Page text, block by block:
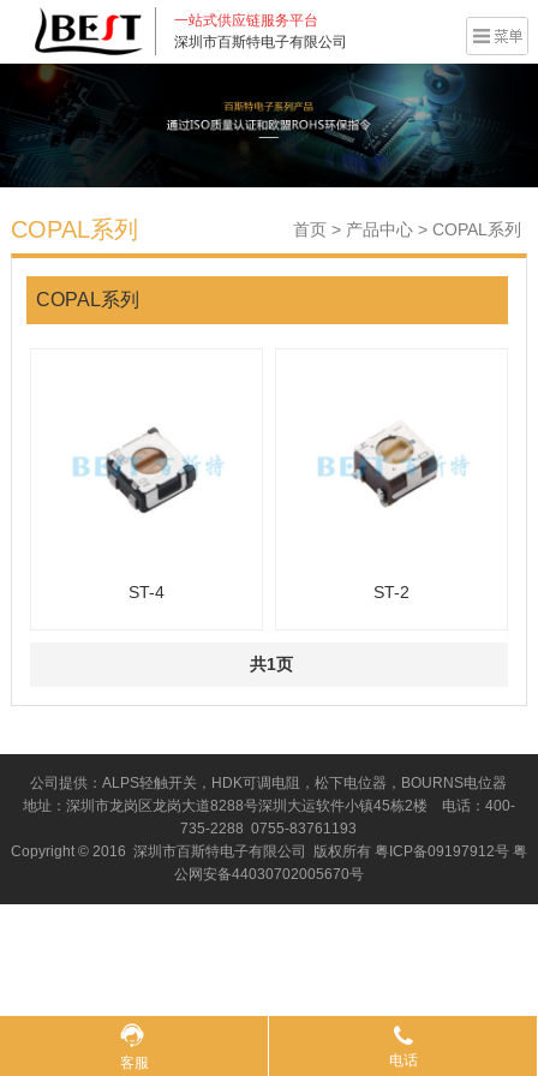
一站式供应链服务平台
深圳市百斯特电子有限公司
COPAL系列 首页> 产品中心> COPAL系列
COPAL系列
ST-4 ST-2
共1页
公司提供：ALPS轻触开关，HDK可调电阻，松下电位器，BOURNS电位器
地址：深圳市龙岗区龙岗大道8288号深圳大运软件小镇45栋2楼 电话：400-
735-2288 0755-83761193
Copyright © 2016 深圳市百斯特电子有限公司 版权所有 粤ICP备09197912号 粤
公网安备44030702005670号
客服 电话